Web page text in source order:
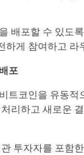
배포할 수 있도
게 참여하고
포
트코인을 유동
리하고 새로운
투자자를 포함